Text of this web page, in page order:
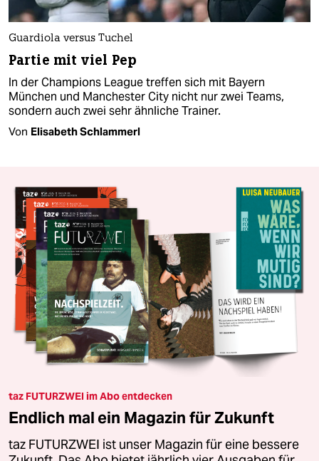
Guardiola versus Tuchel
Partie mit viel Pep
In der Champions League treffen sich mit Bayern
München und Manchester City nicht nur zwei Teams,
sondern auch zwei sehr ähnliche Trainer.
Von Elisabeth Schlammerl
taz FUTURZWEI im Abo entdecken
Endlich mal ein Magazin für Zukunft
taz FUTURZWEI ist unser Magazin für eine bessere